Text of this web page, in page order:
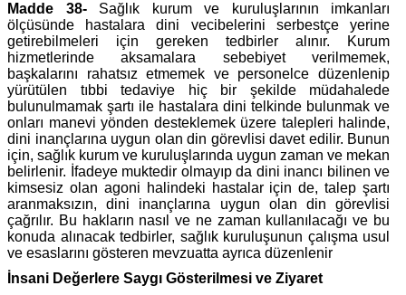
Madde 38-Sağlık kurum ve kuruluşlarının imkanları
ölçüsünde hastalara dini vecibelerini serbestçe yerine
getirebilmeleri için gereken tedbirler alınır. Kurum
hizmetlerinde aksamalara sebebiyet verilmemek,
başkalarını rahatsız etmemek ve personelce düzenlenip
yürütülen tıbbi tedaviye hiç bir şekilde müdahalede
bulunulmamak şartı ile hastalara dini telkinde bulunmak ve
onları manevi yönden desteklemek üzere talepleri halinde,
dini inançlarına uygun olan din görevlisi davet edilir. Bunun
için, sağlık kurum ve kuruluşlarında uygun zaman ve mekan
belirlenir. İfadeye muktedir olmayıp da dini inancı bilinen ve
kimsesiz olan agoni halindeki hastalar için de, talep şartı
aranmaksızın, dini inançlarına uygun olan din görevlisi
çağrılır. Bu hakların nasıl ve ne zaman kullanılacağı ve bu
konuda alınacak tedbirler, sağlık kuruluşunun çalışma usul
ve esaslarını gösteren mevzuatta ayrıca düzenlenir
İnsani Değerlere Saygı Gösterilmesi ve Ziyaret